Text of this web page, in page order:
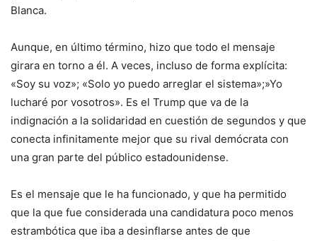
Blanca.
Aunque, en último término, hizo que todo el mensaje
girara en torno a él. A veces, incluso de forma explícita:
«Soy su voz»; «Solo yo puedo arreglar el sistema»;»Yo
lucharé por vosotros». Es el Trump que va de la
indignación a la solidaridad en cuestión de segundos y que
conecta infinitamente mejor que su rival demócrata con
una gran parte del público estadounidense.
Es el mensaje que le ha funcionado, y que ha permitido
que la que fue considerada una candidatura poco menos
estrambótica que iba a desinflarse antes de que